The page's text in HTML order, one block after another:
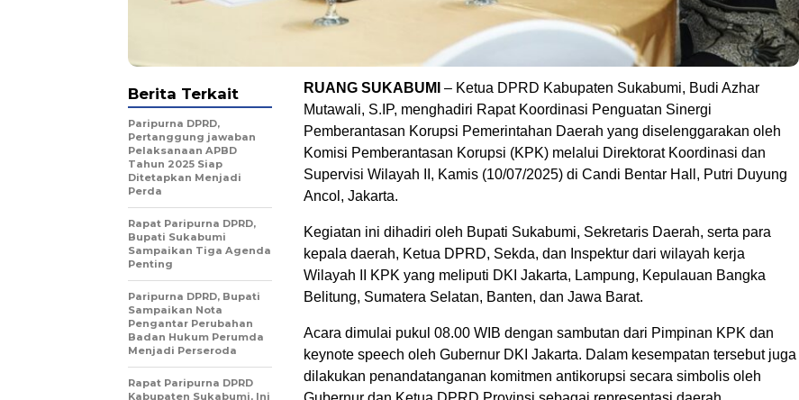
RUANG SUKABUMI – Ketua DPRD Kabupaten Sukabumi, Budi Azhar
Mutawali, S.IP, menghadiri Rapat Koordinasi Penguatan Sinergi
Pemberantasan Korupsi Pemerintahan Daerah yang diselenggarakan oleh
Komisi Pemberantasan Korupsi (KPK) melalui Direktorat Koordinasi dan
Supervisi Wilayah II, Kamis (10/07/2025) di Candi Bentar Hall, Putri Duyung
Ancol, Jakarta.
Kegiatan ini dihadiri oleh Bupati Sukabumi, Sekretaris Daerah, serta para
kepala daerah, Ketua DPRD, Sekda, dan Inspektur dari wilayah kerja
Wilayah II KPK yang meliputi DKI Jakarta, Lampung, Kepulauan Bangka
Belitung, Sumatera Selatan, Banten, dan Jawa Barat.
Acara dimulai pukul 08.00 WIB dengan sambutan dari Pimpinan KPK dan
keynote speech oleh Gubernur DKI Jakarta. Dalam kesempatan tersebut juga
dilakukan penandatanganan komitmen antikorupsi secara simbolis oleh
Berita Terkait
Paripurna DPRD,
Pertanggung jawaban
Pelaksanaan APBD
Tahun 2025 Siap
Ditetapkan Menjadi
Perda
Rapat Paripurna DPRD,
Bupati Sukabumi
Sampaikan Tiga Agenda
Penting
Paripurna DPRD, Bupati
Sampaikan Nota
Pengantar Perubahan
Badan Hukum Perumda
Menjadi Perseroda
Rapat Paripurna DPRD
Kabupaten Sukabumi, Ini